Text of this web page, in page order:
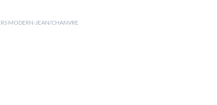
MODERN-JEAN/CHANVRE